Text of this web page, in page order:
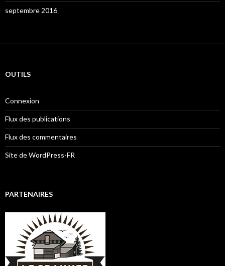
septembre 2016
OUTILS
Connexion
Flux des publications
Flux des commentaires
Site de WordPress-FR
PARTENAIRES